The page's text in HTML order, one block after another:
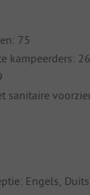
75
kampeerders: 26
sanitaire
Engels, Duits